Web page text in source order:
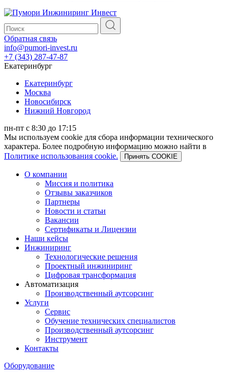
Обратная связь
info@pumori-invest.ru
+7 (343) 287-47-87
Екатеринбург
Екатеринбург
Москва
Новосибирск
Нижний Новгород
пн-пт с 8:30 до 17:15
Мы используем cookie для сбора информации технического
характера. Более подробную информацию можно найти в
Политике использования cookie.
Принять COOKIE
О компании
Миссия и политика
Отзывы заказчиков
Партнеры
Новости и статьи
Вакансии
Сертификаты и Лицензии
Наши кейсы
Инжиниринг
Технологические решения
Проектный инжиниринг
Цифровая трансформация
Автоматизация
Производственный аутсорсинг
Услуги
Сервис
Обучение технических специалистов
Производственный аутсорсинг
Инструмент
Контакты
Оборудование